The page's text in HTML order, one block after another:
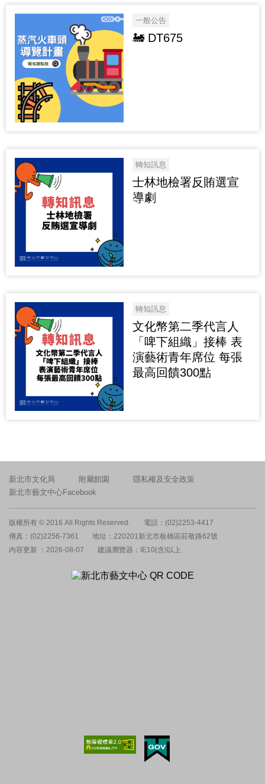
一般公告
🚂 DT675
轉知訊息
士林地檢署反賄選宣
導劇
轉知訊息
文化幣第二季代言人
「啤下組織」接棒 表
演藝術青年席位 每張
最高回饋300點
新北市文化局 附屬館園
隱私權及安全政策
新北市藝文中心Facebook
版權所有 © 2016 All Rights Reserved.
電話：(02)2253-4417
傳真：(02)2256-7361
地址：220201新北市板橋區莊敬路62號
內容更新 ：2026-08-07
建議瀏覽器：IE10(含)以上